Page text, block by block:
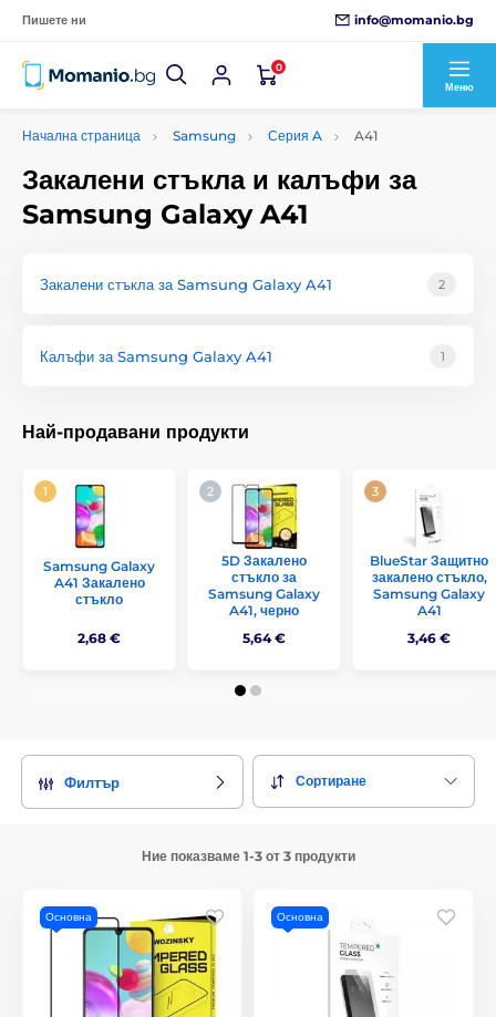
Пишете ни info@momanio.bg
0
Меню
Начална страница Samsung Серия A A41
Закалени стъкла и калъфи за
Samsung Galaxy A41
Закалени стъкла за Samsung Galaxy A41 2
Калъфи за Samsung Galaxy A41 1
Най-продавани продукти
Samsung Galaxy
A41 Закалено
стъкло
2,68 €
5D Закалено
стъкло за
Samsung Galaxy
A41, черно
5,64 €
BlueStar Защитно
закалено стъкло,
Samsung Galaxy
A41
3,46 €
Филтър Сортиране
Ние показваме 1-3 от 3 продукти
Основна Основна